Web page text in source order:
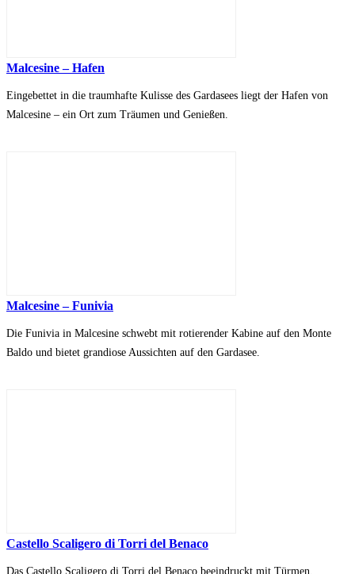
Malcesine – Hafen
Eingebettet in die traumhafte Kulisse des Gardasees liegt der Hafen von
Malcesine – ein Ort zum Träumen und Genießen.
Malcesine – Funivia
Die Funivia in Malcesine schwebt mit rotierender Kabine auf den Monte
Baldo und bietet grandiose Aussichten auf den Gardasee.
Castello Scaligero di Torri del Benaco
Das Castello Scaligero di Torri del Benaco beeindruckt mit Türmen,